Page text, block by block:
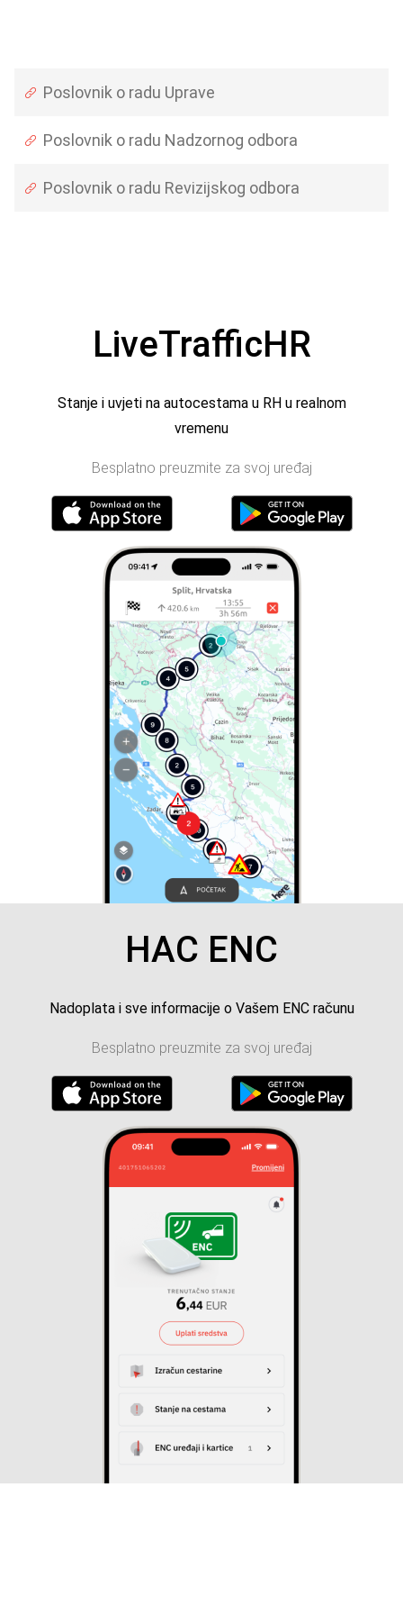
Poslovnik o radu Uprave
Poslovnik o radu Nadzornog odbora
Poslovnik o radu Revizijskog odbora
LiveTrafficHR
Stanje i uvjeti na autocestama u RH u realnom
vremenu
Besplatno preuzmite za svoj uređaj
HAC ENC
Nadoplata i sve informacije o Vašem ENC računu
Besplatno preuzmite za svoj uređaj